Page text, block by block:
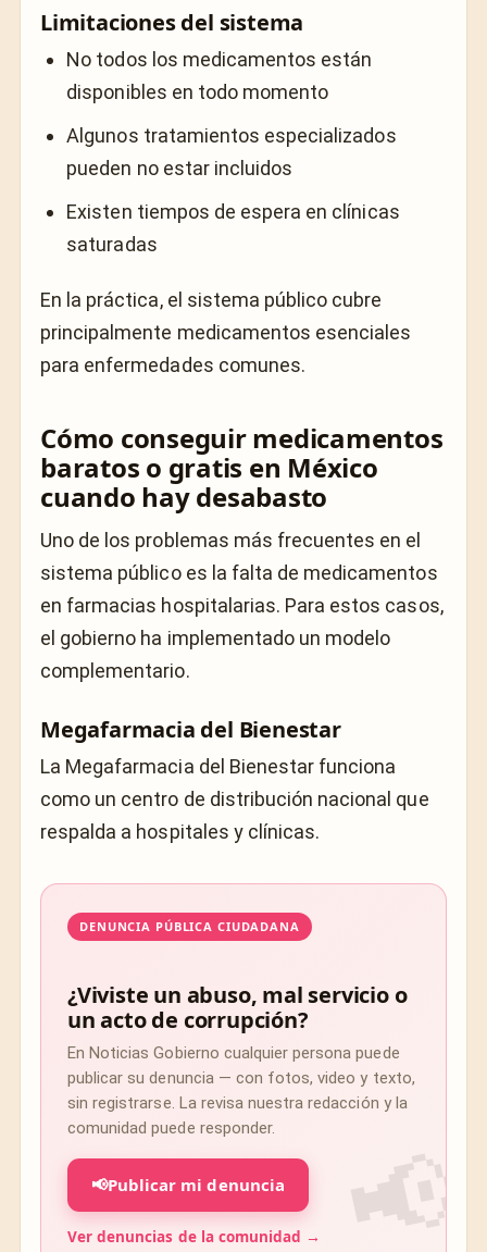
Limitaciones del sistema
No todos los medicamentos están
disponibles en todo momento
Algunos tratamientos especializados
pueden no estar incluidos
Existen tiempos de espera en clínicas
saturadas
En la práctica, el sistema público cubre
principalmente medicamentos esenciales
para enfermedades comunes.
Cómo conseguir medicamentos
baratos o gratis en México
cuando hay desabasto
Uno de los problemas más frecuentes en el
sistema público es la falta de medicamentos
en farmacias hospitalarias. Para estos casos,
el gobierno ha implementado un modelo
complementario.
Megafarmacia del Bienestar
La Megafarmacia del Bienestar funciona
como un centro de distribución nacional que
respalda a hospitales y clínicas.
DENUNCIA PÚBLICA CIUDADANA
¿Viviste un abuso, mal servicio o
un acto de corrupción?
En Noticias Gobierno cualquier persona puede
publicar su denuncia — con fotos, video y texto,
sin registrarse. La revisa nuestra redacción y la
comunidad puede responder.
📢Publicar mi denuncia
Ver denuncias de la comunidad →